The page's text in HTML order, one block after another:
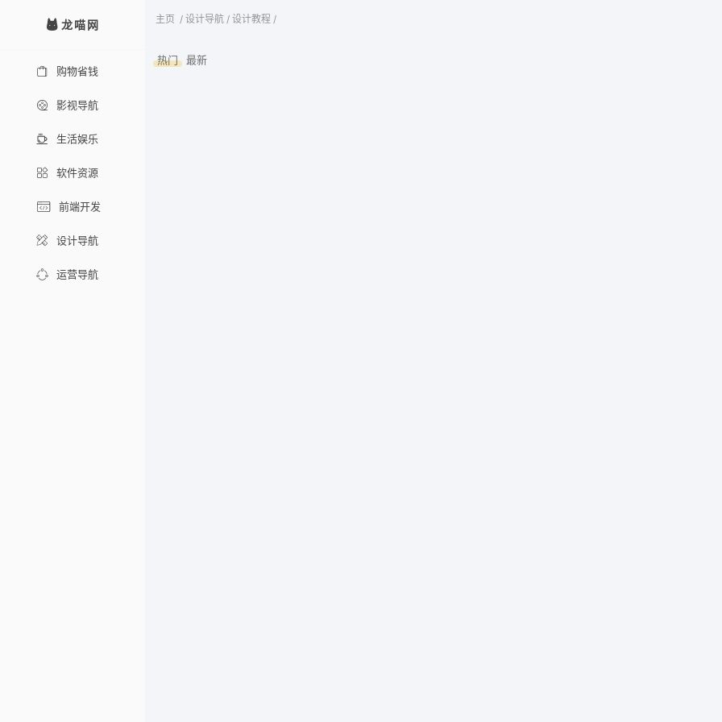
龙喵网
购物省钱
影视导航
生活娱乐
软件资源
前端开发
设计导航
运营导航
主页 / 设计导航 / 设计教程 /
热门 最新